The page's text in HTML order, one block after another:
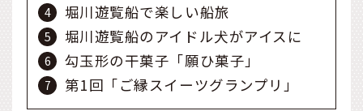
堀川遊覧船で楽しい船旅
堀川遊覧船のアイドル犬がアイスに
勾玉形の干菓子「願ひ菓子」
第1回「ご縁スイーツグランプリ」